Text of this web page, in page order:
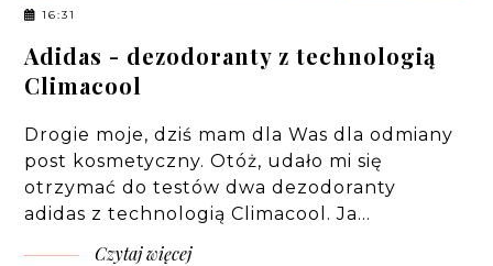
16:31
Adidas - dezodoranty z technologią
Climacool
Drogie moje, dziś mam dla Was dla odmiany
post kosmetyczny. Otóż, udało mi się
otrzymać do testów dwa dezodoranty
adidas z technologią Climacool. Ja…
Czytaj więcej